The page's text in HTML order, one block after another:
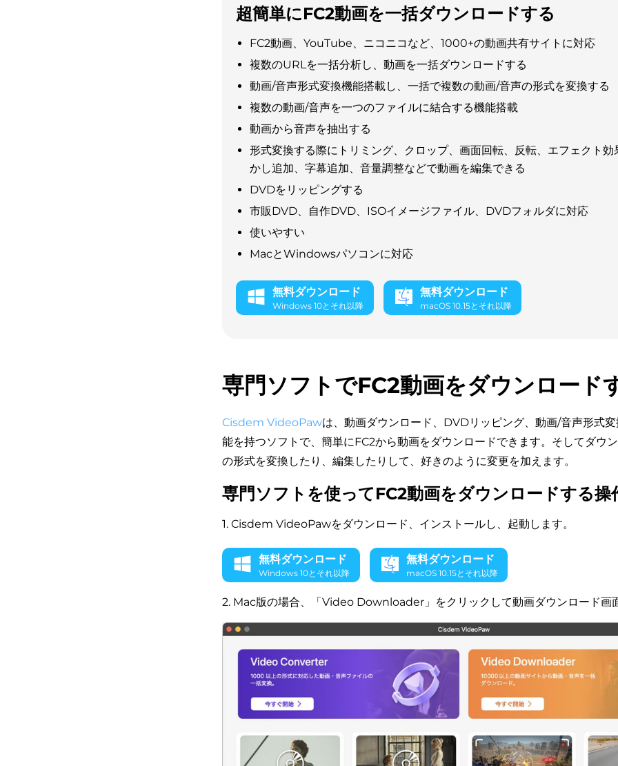
超簡単にFC2動画を一括ダウンロードする
FC2動画、YouTube、ニコニコなど、1000+の動画共有サイトに対応
複数のURLを一括分析し、動画を一括ダウンロードする
動画/音声形式変換機能搭載し、一括で複数の動画/音声の形式を変換する
複数の動画/音声を一つのファイルに結合する機能搭載
動画から音声を抽出する
形式変換する際にトリミング、クロップ、画面回転、反転、エフェクト効
かし追加、字幕追加、音量調整などで動画を編集できる
DVDをリッピングする
市販DVD、自作DVD、ISOイメージファイル、DVDフォルダに対応
使いやすい
MacとWindowsパソコンに対応
無料ダウンロード
Windows 10とそれ以降
無料ダウンロード
macOS 10.15とそれ以降
専門ソフトでFC2動画をダウンロード
Cisdem VideoPawは、動画ダウンロード、DVDリッピング、動画/音声形式
能を持つソフトで、簡単にFC2から動画をダウンロードできます。そしてダウ
の形式を変換したり、編集したりして、好きのように変更を加えます。
専門ソフトを使ってFC2動画をダウンロードする操
1. Cisdem VideoPawをダウンロード、インストールし、起動します。
無料ダウンロード
Windows 10とそれ以降
無料ダウンロード
macOS 10.15とそれ以降
2. Mac版の場合、「Video Downloader」をクリックして動画ダウンロード画